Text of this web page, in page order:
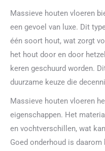
Massieve houten vloeren
een gevoel van luxe. Dit
één soort hout, wat zorgt
het hout door en door
keren geschuurd worden.
duurzame keuze die
Massieve houten vloeren
eigenschappen. Het
en vochtverschillen, wat
Goed onderhoud is